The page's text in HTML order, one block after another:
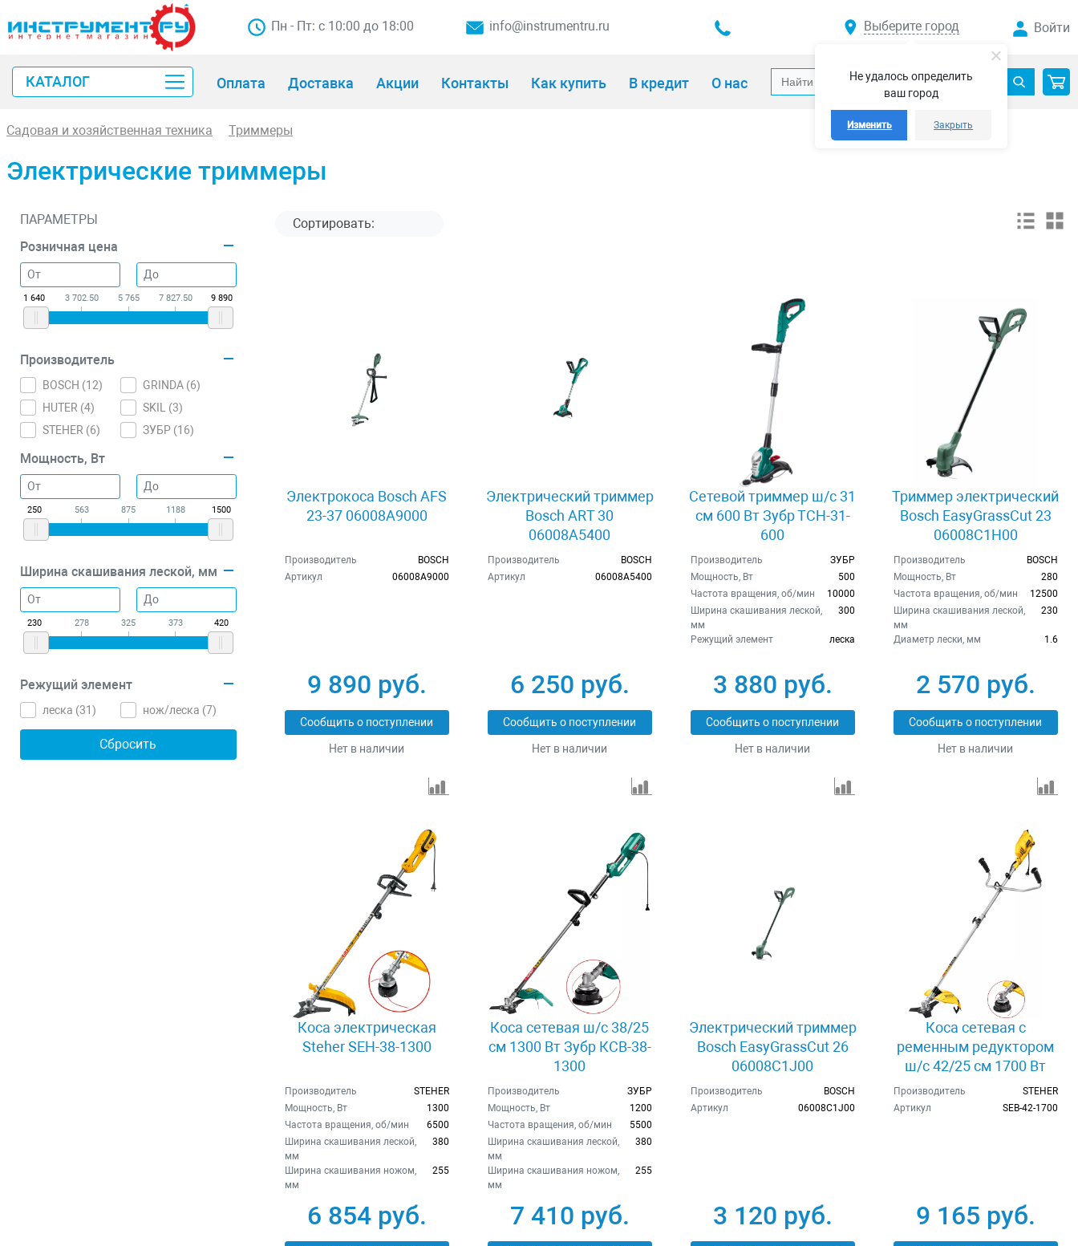
Не удалось определить
ваш город
Изменить Закрыть
Пн - Пт: с 10:00 до 18:00 info@instrumentru.ru Выберите город Войти
КАТАЛОГ Оплата Доставка Акции Контакты Как купить В кредит О нас
Садовая и хозяйственная техника Триммеры
Электрические триммеры
ПАРАМЕТРЫ
Розничная цена
1 640 3 702.50 5 765 7 827.50 9 890
Производитель
BOSCH (12) GRINDA (6)
HUTER (4) SKIL (3)
STEHER (6) ЗУБР (16)
Мощность, Вт
250 563 875 1188 1500
Ширина скашивания леской, мм
230 278 325 373 420
Режущий элемент
леска (31 ) нож/леска (7)
Электрокоса Bosch AFS
23-37 06008A9000
Производитель
BOSCH
Артикул
06008A9000
9 890 руб.
Сообщить о поступлении
Нет в наличии
Электрический триммер
Bosch ART 30
06008A5400
Производитель
BOSCH
Артикул
06008A5400
6 250 руб.
Сообщить о поступлении
Нет в наличии
Сетевой триммер ш/с 31
см 600 Вт Зубр ТСН-31-
600
Производитель
ЗУБР
Мощность, Вт
500
Частота вращения, об/мин
10000
Ширина скашивания леской,
мм
300
Режущий элемент леска
3 880 руб.
Сообщить о поступлении
Нет в наличии
Триммер электрический
Bosch EasyGrassCut 23
06008C1H00
Производитель
BOSCH
Мощность, Вт
280
Частота вращения, об/мин
12500
Ширина скашивания леской,
мм
230
Диаметр лески, мм 1.6
2 570 руб.
Сообщить о поступлении
Нет в наличии
Коса электрическая
Steher SEH-38-1300
Производитель
STEHER
Мощность, Вт
1300
Частота вращения, об/мин
6500
Ширина скашивания леской,
мм
380
Ширина скашивания ножом,
мм
255
6 854 руб.
Коса сетевая ш/с 38/25
см 1300 Вт Зубр КСВ-38-
1300
Производитель
ЗУБР
Мощность, Вт
1200
Частота вращения, об/мин
5500
Ширина скашивания леской,
мм
380
Ширина скашивания ножом,
мм
255
7 410 руб.
Электрический триммер
Bosch EasyGrassCut 26
06008C1J00
Производитель
BOSCH
Артикул
06008C1J00
3 120 руб.
Коса сетевая с
ременным редуктором
ш/с 42/25 см 1700 Вт
Steher SEB-42-1700
Производитель
STEHER
Артикул
SEB-42-1700
9 165 руб.